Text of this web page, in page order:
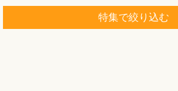
特集で絞り込む